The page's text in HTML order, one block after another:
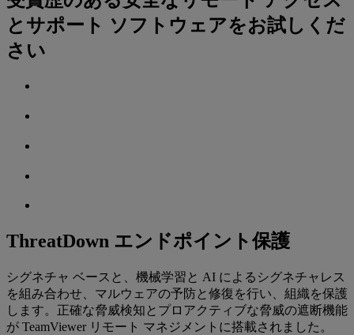
とサポート ソフトウェアをお試しくだ
さい
ThreatDown エンドポイント保護
シグネチャ ベースと、機械学習と AI によるシグネチャレス
を組み合わせ、マルウェアの予防と修復を行い、組織を保護
します。正確な脅威検知とプロアクティブな脅威の遮断機能
が TeamViewer リモート マネジメントに搭載されました。